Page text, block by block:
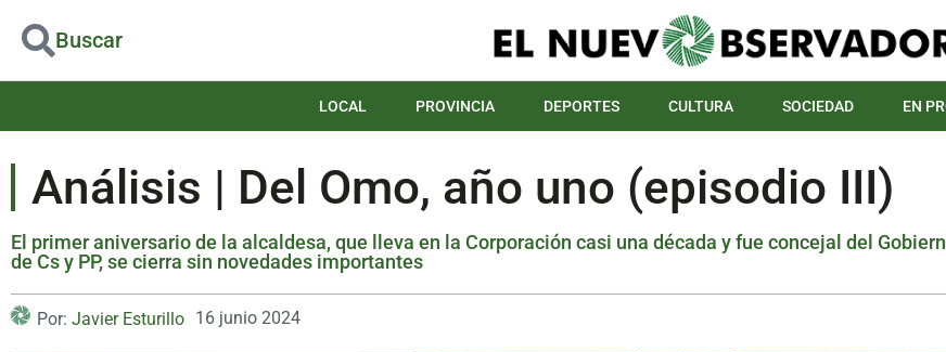
Buscar
LOCAL PROVINCIA DEPORTES CULTURA SOCIEDAD EN
Análisis | Del Omo, año uno (episodio III)
El primer aniversario de la alcaldesa, que lleva en la Corporación casi una década y fue concejal del
de Cs y PP, se cierra sin novedades importantes
Por: Javier Esturillo 16 junio 2024